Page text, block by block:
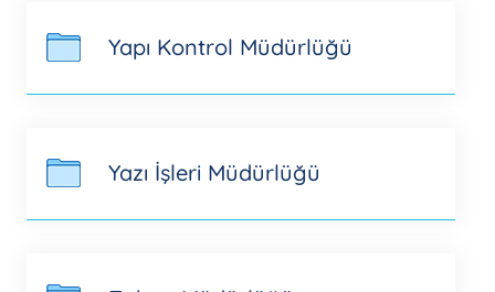
Yapı Kontrol Müdürlüğü
Yazı İşleri Müdürlüğü